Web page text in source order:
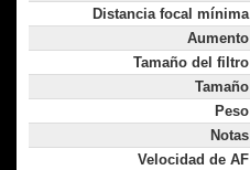
Distancia focal mínima
Aumento
Tamaño del filtro
Tamaño
Peso
Notas
Velocidad de AF